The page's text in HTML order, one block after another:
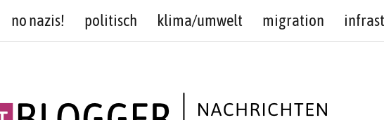
no nazis! politisch klima/umwelt migration